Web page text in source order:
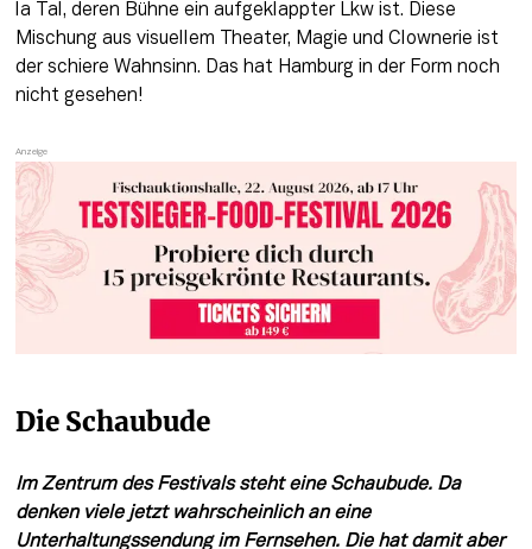
la Tal, deren Bühne ein aufgeklappter Lkw ist. Diese
Mischung aus visuellem Theater, Magie und Clownerie ist
der schiere Wahnsinn. Das hat Hamburg in der Form noch
nicht gesehen!
Die Schaubude
Im Zentrum des Festivals steht eine Schaubude. Da
denken viele jetzt wahrscheinlich an eine
Unterhaltungssendung im Fernsehen. Die hat damit aber